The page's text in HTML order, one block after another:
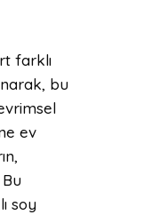
farklı
bu
ev
soy